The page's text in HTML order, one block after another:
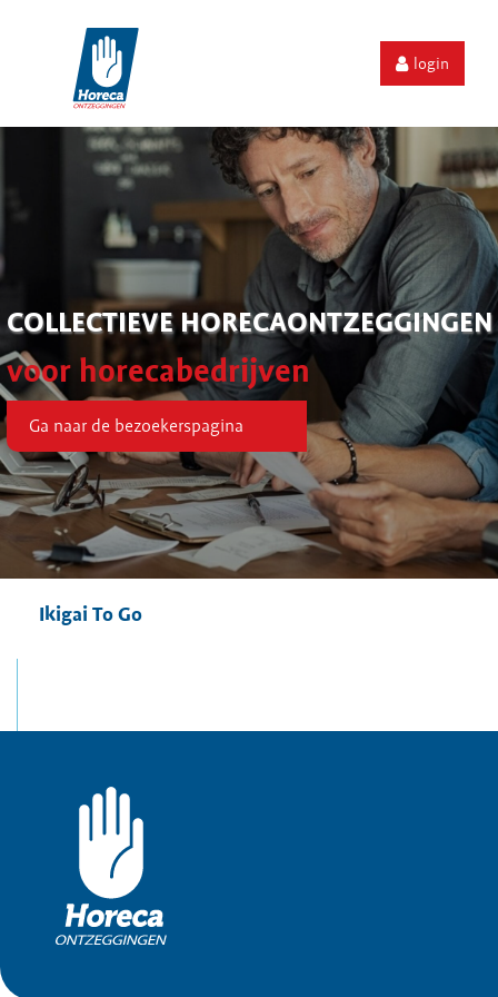
login
COLLECTIEVE HORECAONTZEGGINGEN
voor horecabedrijven
Ga naar de bezoekerspagina
Ikigai To Go